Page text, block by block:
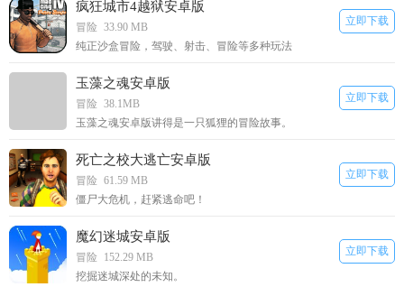
疯狂城市4越狱安卓版
冒险 33.90 MB
纯正沙盒冒险，驾驶、射击、冒险等多种玩法
立即下载
玉藻之魂安卓版
冒险 38.1MB
玉藻之魂安卓版讲得是一只狐狸的冒险故事。
立即下载
死亡之校大逃亡安卓版
冒险 61.59 MB
僵尸大危机，赶紧逃命吧！
立即下载
魔幻迷城安卓版
冒险
152.29 MB
挖掘迷城深处的未知。
立即下载